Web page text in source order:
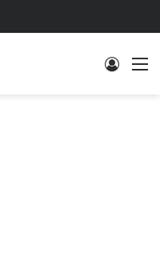
Log In